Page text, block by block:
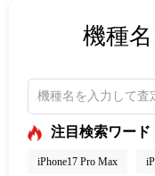
機種
注目検索ワード
iPhone17 Pro Max